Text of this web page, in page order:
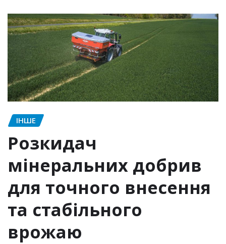
ІНШЕ
Розкидач
мінеральних добрив
для точного внесення
та стабільного
врожаю